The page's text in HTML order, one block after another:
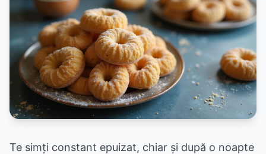
Te simți constant epuizat, chiar și după o noapte